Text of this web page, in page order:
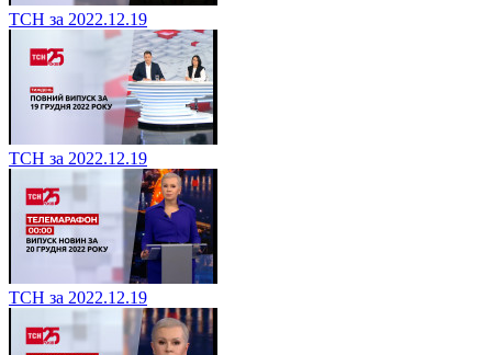
ТСН за 2022.12.19
ТСН за 2022.12.19
ТСН за 2022.12.19